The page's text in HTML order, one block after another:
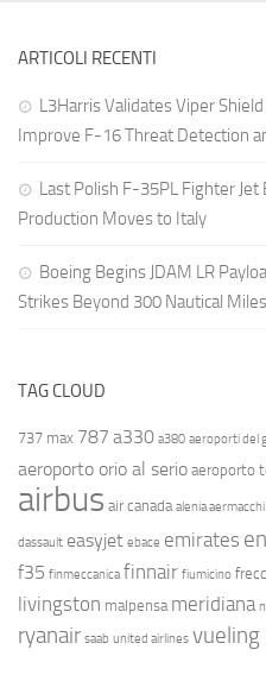
ARTICOLI RECENTI
L3Harris Validates Viper
Improve F-16 Threat Detection
Last Polish F-35PL Fighter
Production Moves to Italy
Boeing Begins JDAM LR
Strikes Beyond 300 Nautical Miles
TAG CLOUD
737 max 787 a330 a380 aeroporti del
aeroporto orio al serio aeroporto
airbus air canada alenia aermacchi
dassault easyjet ebace emirates
f35 finmeccanica finnair fiumicino
livingston malpensa meridiana
ryanair saab united airlines vueling